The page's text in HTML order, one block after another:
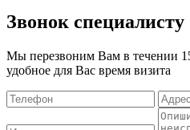
Звонок специалисту
Мы перезвоним Вам в течении
удобное для Вас время визита